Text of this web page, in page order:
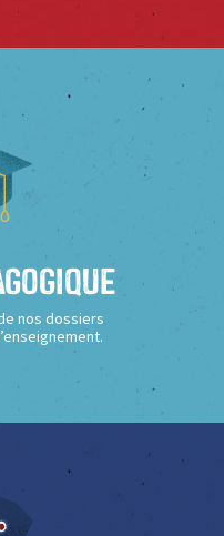
nos dossiers